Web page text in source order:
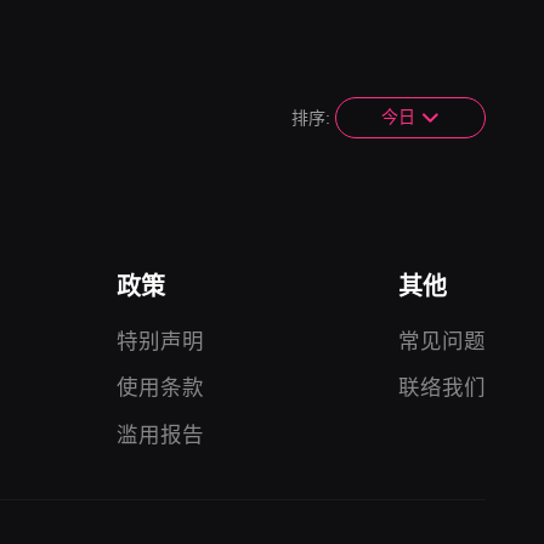
排序: 今日
政策
特别声明
使用条款
滥用报告
其他
常见问题
联络我们